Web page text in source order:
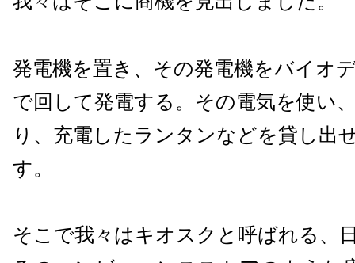
発電機を置き、その発電機をバイオ
で回して発電する。その電気を使い
り、充電したランタンなどを貸し出
す。
そこで我々はキオスクと呼ばれる、